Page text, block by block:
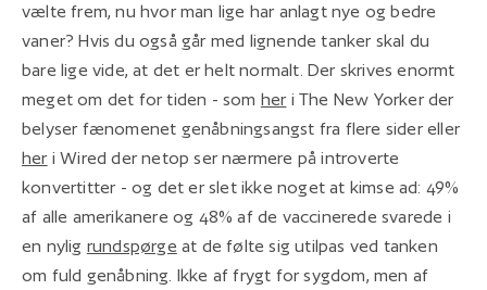
vælte frem, nu hvor man lige har anlagt nye og bedre
vaner? Hvis du også går med lignende tanker skal du
bare lige vide, at det er helt normalt. Der skrives enormt
meget om det for tiden - som heri The New Yorker der
belyser fænomenet genåbningsangst fra flere sider eller
heri Wired der netop ser nærmere på introverte
konvertitter - og det er slet ikke noget at kimse ad: 49%
af alle amerikanere og 48% af de vaccinerede svarede i
en nylig rundspørge at de følte sig utilpas ved tanken
om fuld genåbning. Ikke af frygt for sygdom, men af